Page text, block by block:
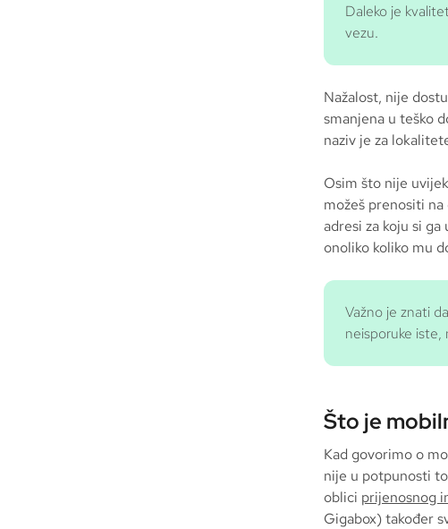
Daleko je
vezu.
Nažalost, nije
smanjena u teško
naziv je za
Osim što nije
možeš prenositi
adresi za koju si
onoliko koliko mu
Važno je znati
neisporuke iste,
Što je
Kad govorimo o
nije u potpunosti
oblici prijenosnog
Gigabox) također